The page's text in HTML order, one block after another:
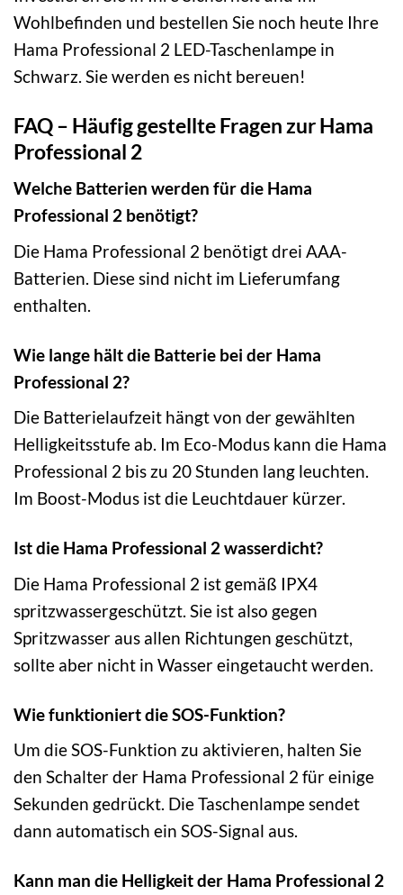
Wohlbefinden und bestellen Sie noch heute Ihre
Hama Professional 2 LED-Taschenlampe in
Schwarz. Sie werden es nicht bereuen!
FAQ – Häufig gestellte Fragen zur Hama
Professional 2
Welche Batterien werden für die Hama
Professional 2 benötigt?
Die Hama Professional 2 benötigt drei AAA-
Batterien. Diese sind nicht im Lieferumfang
enthalten.
Wie lange hält die Batterie bei der Hama
Professional 2?
Die Batterielaufzeit hängt von der gewählten
Helligkeitsstufe ab. Im Eco-Modus kann die Hama
Professional 2 bis zu 20 Stunden lang leuchten.
Im Boost-Modus ist die Leuchtdauer kürzer.
Ist die Hama Professional 2 wasserdicht?
Die Hama Professional 2 ist gemäß IPX4
spritzwassergeschützt. Sie ist also gegen
Spritzwasser aus allen Richtungen geschützt,
sollte aber nicht in Wasser eingetaucht werden.
Wie funktioniert die SOS-Funktion?
Um die SOS-Funktion zu aktivieren, halten Sie
den Schalter der Hama Professional 2 für einige
Sekunden gedrückt. Die Taschenlampe sendet
dann automatisch ein SOS-Signal aus.
Kann man die Helligkeit der Hama Professional 2